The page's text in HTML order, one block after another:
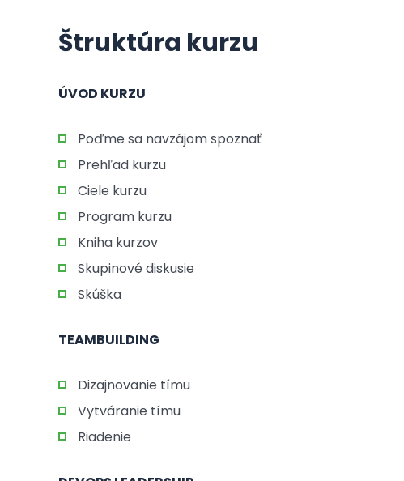
Štruktúra kurzu
ÚVOD KURZU
Poďme sa navzájom spoznať
Prehľad kurzu
Ciele kurzu
Program kurzu
Kniha kurzov
Skupinové diskusie
Skúška
TEAMBUILDING
Dizajnovanie tímu
Vytváranie tímu
Riadenie